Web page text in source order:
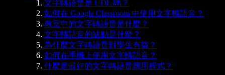
文字轉語音是 UDL 嗎？
如何在 Google Classroom 中使用文字轉語音？
教室中的文字轉語音是什麼？
文字轉語音的缺點是什麼？
為什麼文字轉語音對學生有益？
如何在手機上使用文字轉語音？
什麼是最好的文字轉語音應用程式？